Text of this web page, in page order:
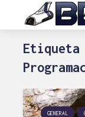
GENERAL